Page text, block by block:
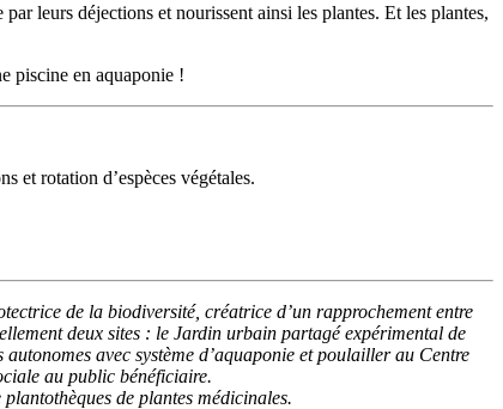
leurs déjections et nourissent ainsi les plantes. Et les plantes,
piscine en aquaponie !
et rotation d’espèces végétales.
de la biodiversité, créatrice d’un rapprochement entre
deux sites : le Jardin urbain partagé expérimental de
avec système d’aquaponie et poulailler au Centre
au public bénéficiaire.
de plantes médicinales.